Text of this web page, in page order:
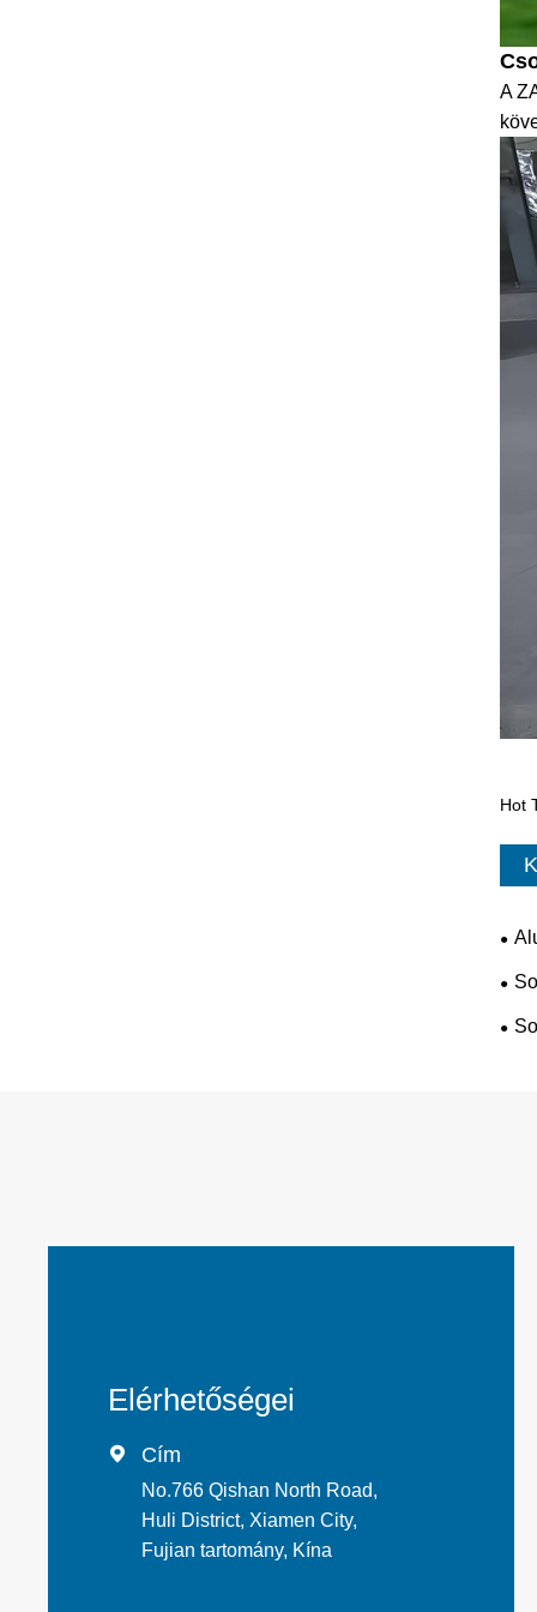
A
Hot
Elérhetőségei
 Cím
No.766 Qishan North Road,
Huli District, Xiamen City,
Fujian tartomány, Kína